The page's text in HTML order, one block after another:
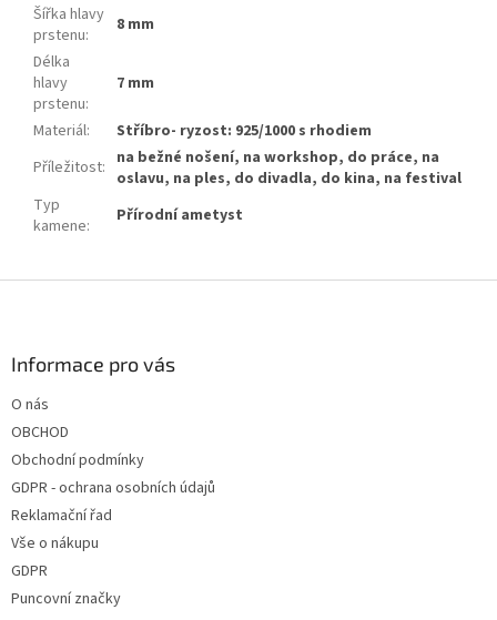
Šířka hlavy
prstenu:
8 mm
Délka
hlavy
prstenu:
7 mm
Materiál:
Stříbro- ryzost: 925/1000 s rhodiem
Příležitost: na bežné nošení, na workshop, do práce, na
oslavu, na ples, do divadla, do kina, na festival
Typ
kamene: Přírodní ametyst
Informace pro vás
O nás
OBCHOD
Obchodní podmínky
GDPR - ochrana osobních údajů
Reklamační řad
Vše o nákupu
GDPR
Puncovní značky